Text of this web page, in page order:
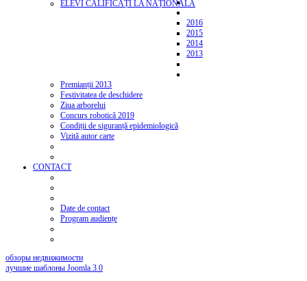
ELEVI CALIFICAȚI LA NAȚIONALĂ
2016
2015
2014
2013
Premianții 2013
Festivitatea de deschidere
Ziua arborelui
Concurs robotică 2019
Condiții de siguranță epidemiologică
Vizită autor carte
CONTACT
Date de contact
Program audiențe
обзоры недвижимости
лучшие шаблоны Joomla 3.0